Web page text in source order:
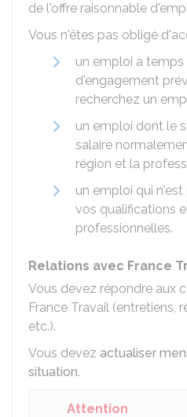
de l'offre raisonnable
Vous n'êtes pas obligé
un emploi à
d'engagement
recherchez un
un emploi dont le
salaire
région et la
un emploi qui
vos qualifications
professionnelles.
Relations avec France
Vous devez répondre aux
France Travail (entretiens,
etc.).
Vous devez actualiser
situation.
Attention